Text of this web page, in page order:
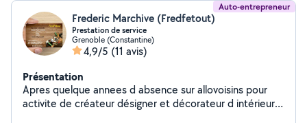
Auto-entrepreneur
Frederic Marchive (Fredfetout)
Prestation de service
Grenoble (Constantine)
4,9/5 (11 avis)
Présentation
Apres quelque annees d absence sur allovoisins pour
activite de créateur désigner et décorateur d intérieur,